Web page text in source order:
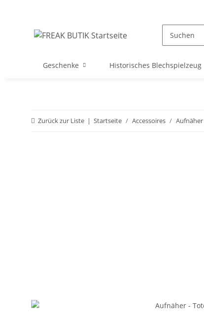
Geschenke Historisches Blechspielzeug
Zurück zur Liste Startseite Accessoires Aufnäher